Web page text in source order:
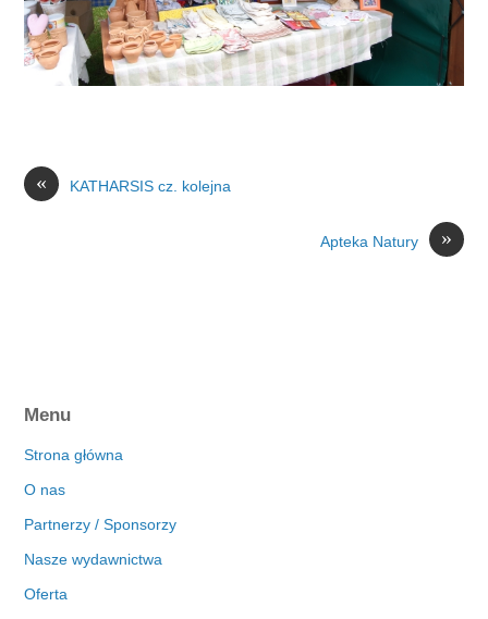
« KATHARSIS cz. kolejna
»
Apteka Natury
Menu
Strona główna
O nas
Partnerzy / Sponsorzy
Nasze wydawnictwa
Oferta